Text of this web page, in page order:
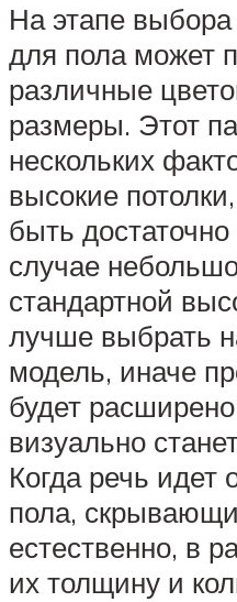
На этапе
для пола может
различные
размеры. Этот
нескольких
высокие
быть
случае
стандартной
лучше выбрать
модель, иначе
будет
визуально
Когда речь идет
пола,
естественно, в
их толщину и